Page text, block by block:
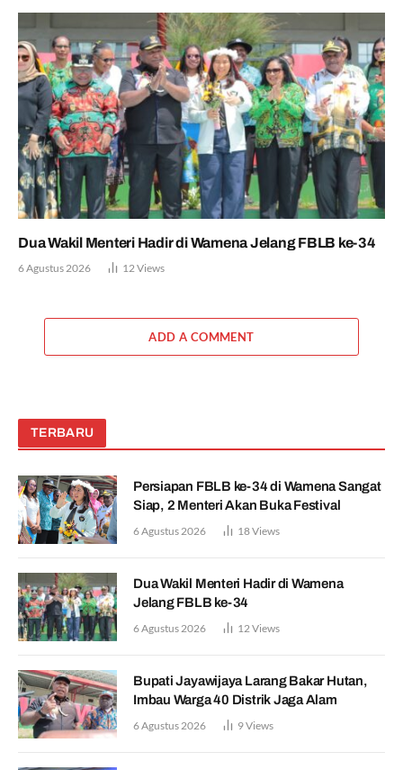
Dua Wakil Menteri Hadir di Wamena Jelang FBLB ke-34
6 Agustus 2026 12Views
ADD A COMMENT
TERBARU
Persiapan FBLB ke-34 di Wamena Sangat
Siap, 2 Menteri Akan Buka Festival
6 Agustus 2026 18Views
Dua Wakil Menteri Hadir di Wamena
Jelang FBLB ke-34
6 Agustus 2026 12Views
Bupati Jayawijaya Larang Bakar Hutan,
Imbau Warga 40 Distrik Jaga Alam
6 Agustus 2026 9Views